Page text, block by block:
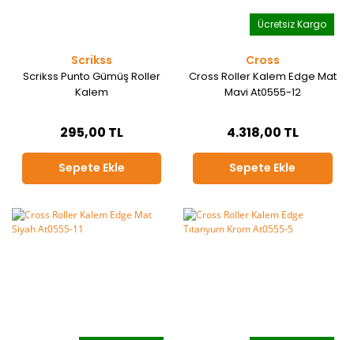
Scrikss
Scrikss Punto Gümüş Roller
Kalem
295,00 TL
Sepete Ekle
Ücretsiz Kargo
Cross
Cross Roller Kalem Edge Mat
Mavi At0555-12
4.318,00 TL
Sepete Ekle